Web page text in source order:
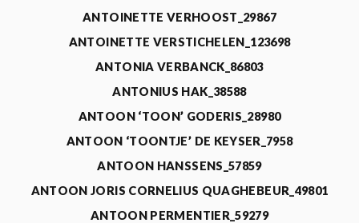
ANTOINETTE VERHOOST_29867
ANTOINETTE VERSTICHELEN_123698
ANTONIA VERBANCK_86803
ANTONIUS HAK_38588
ANTOON ‘TOON’ GODERIS_28980
ANTOON ‘TOONTJE’ DE KEYSER_7958
ANTOON HANSSENS_57859
ANTOON JORIS CORNELIUS QUAGHEBEUR_49801
ANTOON PERMENTIER_59279